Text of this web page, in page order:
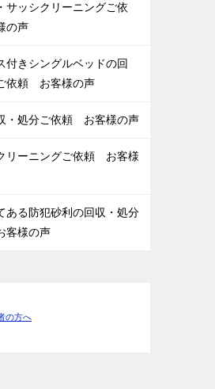
サッシクリーニングご依
の声
付きシングルベッドの回
依頼 お客様の声
・処分ご依頼 お客様の声
リーニングご依頼 お客様
ある防犯砂利の回収・処分
客様の声
の方へ